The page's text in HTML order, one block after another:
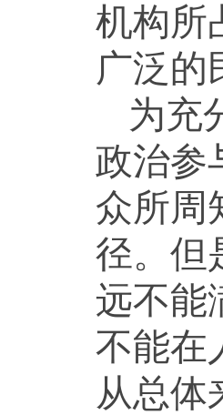
机构所
广泛的
为充
政治参
众所周
径。但
远不能
不能在
从总体